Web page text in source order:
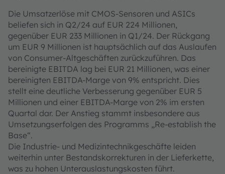
Die Umsatzerlöse mit CMOS-Sensoren und ASICs
beliefen sich in Q2/24 auf EUR 224 Millionen,
gegenüber EUR 233 Millionen in Q1/24. Der Rückgang
um EUR 9 Millionen ist hauptsächlich auf das Auslaufen
von Consumer-Altgeschäften zurückzuführen. Das
bereinigte EBITDA lag bei EUR 21 Millionen, was einer
bereinigten EBITDA-Marge von 9% entspricht. Dies
stellt eine deutliche Verbesserung gegenüber EUR 5
Millionen und einer EBITDA-Marge von 2% im ersten
Quartal dar. Der Anstieg stammt insbesondere aus
Umsetzungserfolgen des Programms „Re-establish the
Base“.
Die Industrie- und Medizintechnikgeschäfte leiden
weiterhin unter Bestandskorrekturen in der Lieferkette,
was zu hohen Unterauslastungskosten führt.